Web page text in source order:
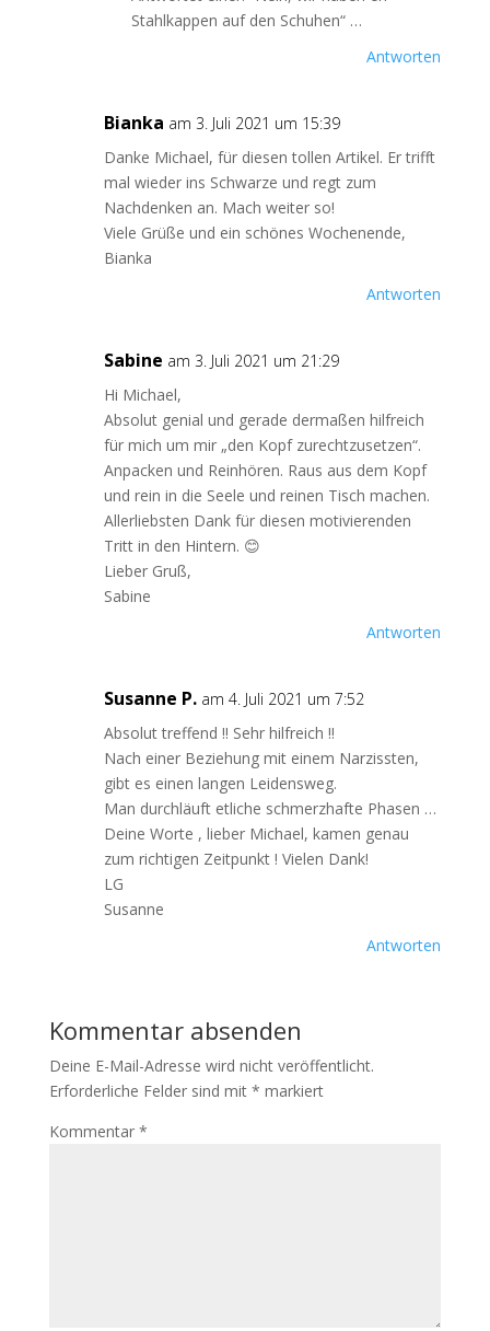
Stahlkappen auf den Schuhen“ …
Antworten
Bianka am 3. Juli 2021 um 15:39
Danke Michael, für diesen tollen Artikel. Er trifft
mal wieder ins Schwarze und regt zum
Nachdenken an. Mach weiter so!
Viele Grüße und ein schönes Wochenende,
Bianka
Antworten
Sabine am 3. Juli 2021 um 21:29
Hi Michael,
Absolut genial und gerade dermaßen hilfreich
für mich um mir „den Kopf zurechtzusetzen“.
Anpacken und Reinhören. Raus aus dem Kopf
und rein in die Seele und reinen Tisch machen.
Allerliebsten Dank für diesen motivierenden
Tritt in den Hintern. 😊
Lieber Gruß,
Sabine
Antworten
Susanne P. am 4. Juli 2021 um 7:52
Absolut treffend !! Sehr hilfreich !!
Nach einer Beziehung mit einem Narzissten,
gibt es einen langen Leidensweg.
Man durchläuft etliche schmerzhafte Phasen …
Deine Worte , lieber Michael, kamen genau
zum richtigen Zeitpunkt ! Vielen Dank!
LG
Susanne
Antworten
Kommentar absenden
Deine E-Mail-Adresse wird nicht veröffentlicht.
Erforderliche Felder sind mit * markiert
Kommentar *